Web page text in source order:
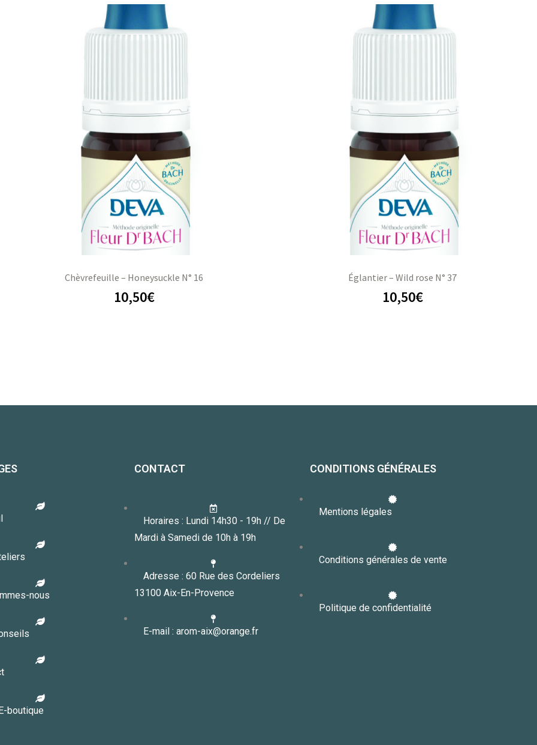
Chèvrefeuille – Honeysuckle N° 16
10,50€
Églantier – Wild rose N° 37
10,50€
nous
boutique
CONTACT
Horaires : Lundi 14h30 - 19h // De
Mardi à Samedi de 10h à 19h
Adresse : 60 Rue des Cordeliers
13100 Aix-En-Provence
E-mail : arom-aix@orange.fr
CONDITIONS GÉNÉRALES
Mentions légales
Conditions générales de vente
Politique de confidentialité